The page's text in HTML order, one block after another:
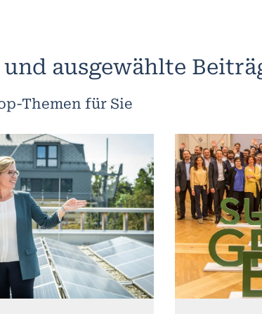
ausgewählte
Themen für Sie